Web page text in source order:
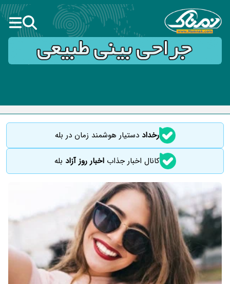
رخداددستیار هوشمند زمان در بله
کانال اخبار جذاباخبار روز آزاد بله